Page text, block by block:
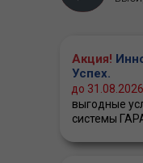
Акция!
Успех.
выгодные
системы
до 31.08.2026